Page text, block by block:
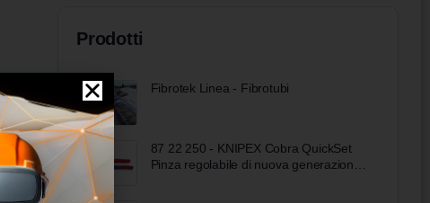
Prodotti
Fibrotek Linea - Fibrotubi
87 22 250 - KNIPEX Cobra QuickSet
Pinza regolabile di nuova generazione